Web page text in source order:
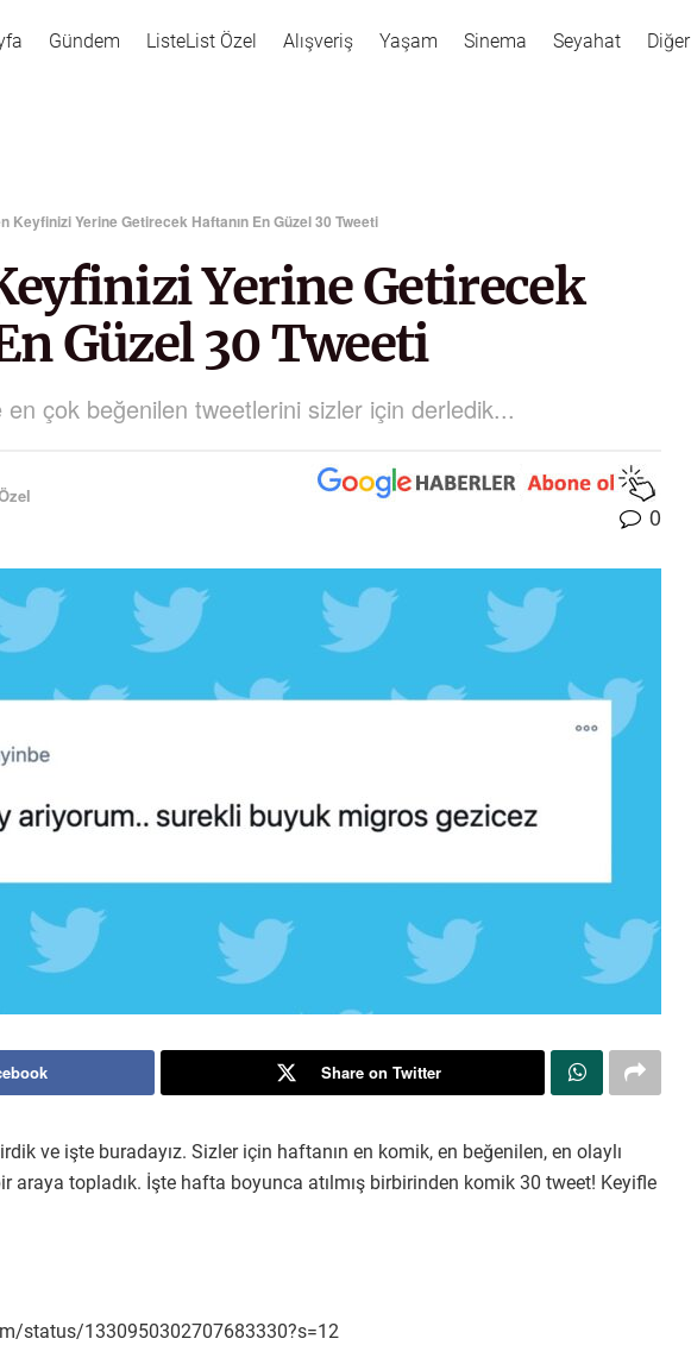
Gündem ListeList Özel Alışveriş Yaşam Sinema Seyahat Diğer
Keyfinizi Yerine Getirecek Haftanın En Güzel 30 Tweeti
Yerine Getirecek
Güzel 30 Tweeti
en çok beğenilen tweetlerini sizler için derledik...
0
Share on Twitter
ve işte buradayız. Sizler için haftanın en komik, en beğenilen, en olaylı
araya topladık. İşte hafta boyunca atılmış birbirinden komik 30 tweet! Keyifle
status/1330950302707683330?s=12